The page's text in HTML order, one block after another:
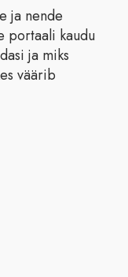
ja nende
portaali kaudu
ja miks
väärib